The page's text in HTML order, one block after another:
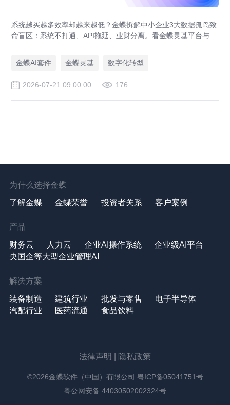
系统越买越多效率却越来越低？金蝶拆解中小企业3大数据孤岛致
命盲区：系统不打通、API拖延、业财分离。看金蝶灵基平台与金
金蝶AI套件
金蝶灵基 数字化转型
2026-07-21 09:00:00 176
为什么选择金蝶
了解金蝶 金蝶荣誉 投资者关系 客户案例
产品
财务云 人力云 企业AI操作系统
企业级AI平台
央国企等大型企业管理AI
解决方案
装备制造 建筑行业 批发与零售
电子半导体
汽配行业
医药流通 食品饮料
法律声明 隐私政策
©2026金蝶软件（中国）有限公司 粤ICP备05041751号
粤公网安备 44030502002324号